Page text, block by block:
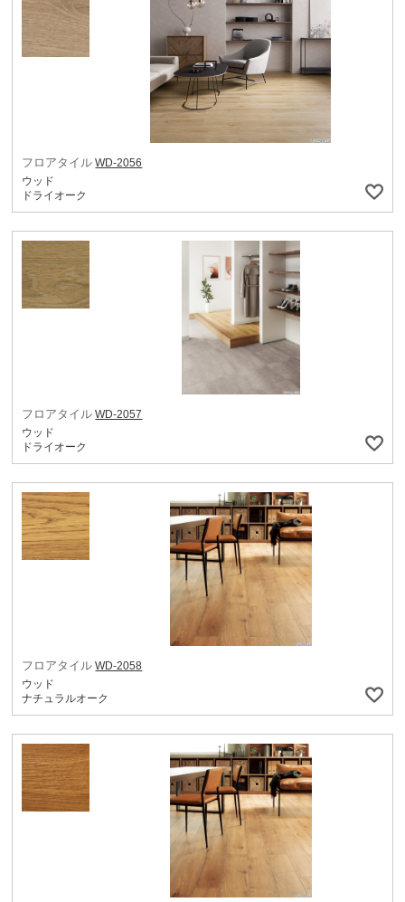
フロアタイル WD-2056
ウッド
ドライオーク
フロアタイル WD-2057
ウッド
ドライオーク
フロアタイル WD-2058
ウッド
ナチュラルオーク